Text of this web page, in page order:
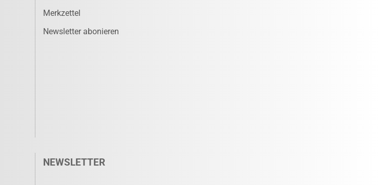
Merkzettel
Newsletter abonieren
NEWSLETTER